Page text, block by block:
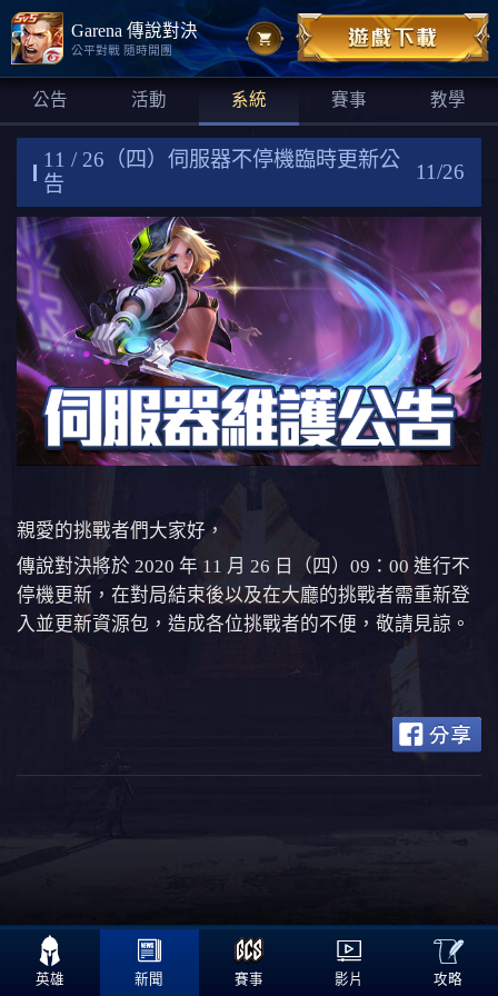
Garena 傳說對決
公平對戰 隨時開團
公告 活動 系統 賽事 教學
11 / 26（四）伺服器不停機臨時更新公
告
11/26
親愛的挑戰者們大家好，
傳說對決將於 2020 年 11 月 26 日（四）09：00 進行不
停機更新，在對局結束後以及在大廳的挑戰者需重新登
入並更新資源包，造成各位挑戰者的不便，敬請見諒。
英雄 新聞 賽事 影片

攻略